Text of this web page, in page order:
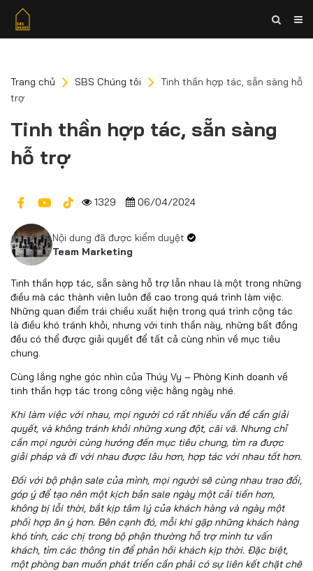
Trang chủ SBS Chúng tôi
Tinh thần hợp tác, sẵn sàng hỗ
trợ
Tinh thần hợp tác, sẵn sàng
hỗ trợ
1329 06/04/2024
Nội dung đã được kiểm duyệt
Team Marketing
Tinh thần hợp tác, sẵn sàng hỗ trợ lẫn nhau là một trong những
điều mà các thành viên luôn đề cao trong quá trình làm việc.
Những quan điểm trái chiều xuất hiện trong quá trình cộng tác
là điều khó tránh khỏi, nhưng với tinh thần này, những bất đồng
đều có thể được giải quyết để tất cả cùng nhìn về mục tiêu
chung.
Cùng lắng nghe góc nhìn của Thúy Vy – Phòng Kinh doanh về
tinh thần hợp tác trong công việc hằng ngày nhé.
Khi làm việc với nhau, mọi người có rất nhiều vấn đề cần giải
quyết, và không tránh khỏi những xung đột, cãi vã. Nhưng chỉ
cần mọi người cùng hướng đến mục tiêu chung, tìm ra được
giải pháp và đi với nhau được lâu hơn, hợp tác với nhau tốt hơn.
Đối với bộ phận sale của mình, mọi người sẽ cùng nhau trao đổi,
góp ý để tạo nên một kịch bản sale ngày một cải tiến hơn,
không bị lỗi thời, bắt kịp tâm lý của khách hàng và ngày một
phối hợp ăn ý hơn. Bên cạnh đó, mỗi khi gặp những khách hàng
khó tính, các chị trong bộ phận thường hỗ trợ mình tư vấn
khách, tìm các thông tin để phản hồi khách kịp thời. Đặc biệt,
một phòng ban muốn phát triển cần phải có sự liên kết chặt chẽ